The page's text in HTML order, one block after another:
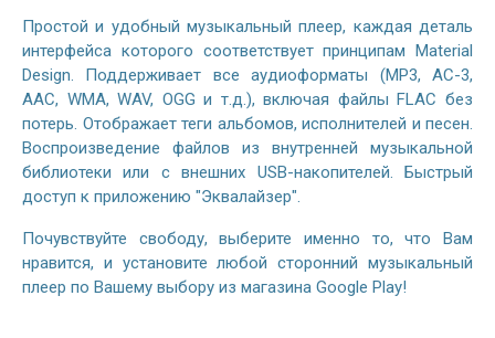
Простой и удобный музыкальный плеер, каждая деталь
интерфейса которого соответствует принципам Material
Design. Поддерживает все аудиоформаты (MP3, AC-3,
AAC, WMA, WAV, OGG и т.д.), включая файлы FLAC без
потерь. Отображает теги альбомов, исполнителей и песен.
Воспроизведение файлов из внутренней музыкальной
библиотеки или с внешних USB-накопителей. Быстрый
доступ к приложению "Эквалайзер".
Почувствуйте свободу, выберите именно то, что Вам
нравится, и установите любой сторонний музыкальный
плеер по Вашему выбору из магазина Google Play!